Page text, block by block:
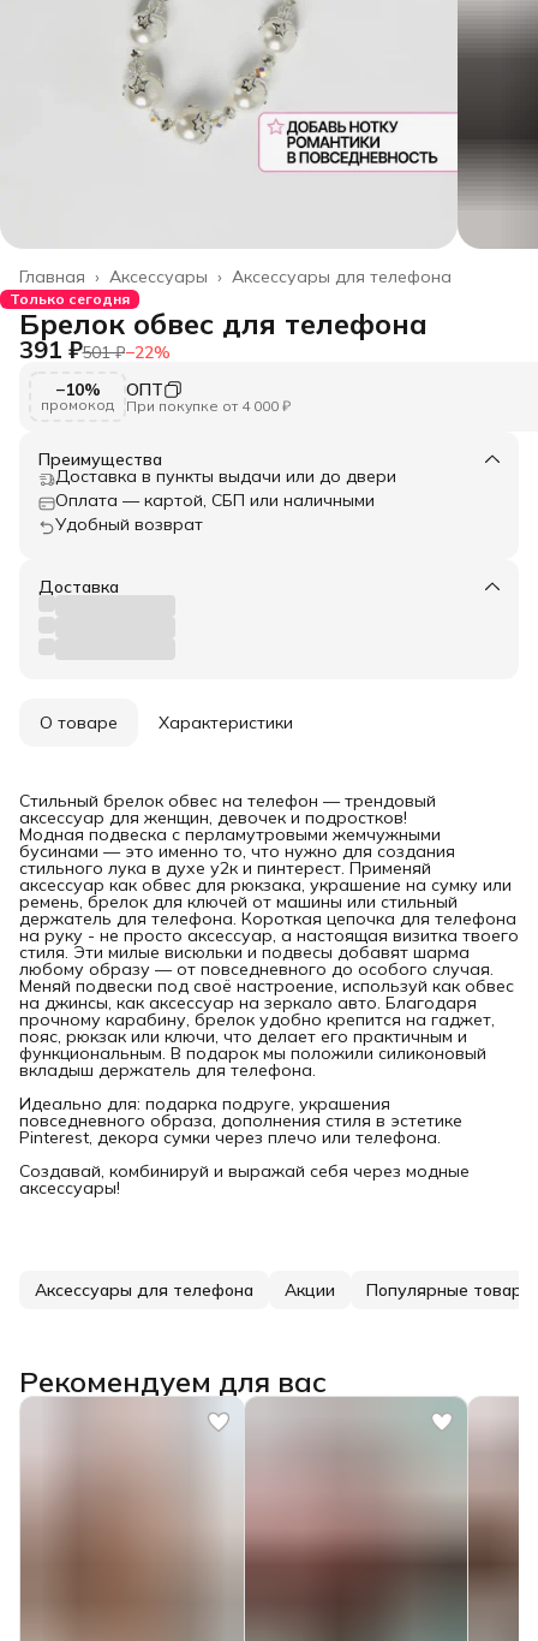
Аксессуары для телефона
Аксессуары ›
Главная ›
Только сегодня
Брелок обвес для телефона
391 ₽501 ₽−22%
−10%
промокод
ОПТ
При покупке от 4 000 ₽
Преимущества
Доставка в пункты выдачи или до двери
Оплата — картой, СБП или наличными
Удобный возврат
Доставка
О товаре Характеристики
Стильный брелок обвес на телефон — трендовый
аксессуар для женщин, девочек и подростков!
Модная подвеска с перламутровыми жемчужными
бусинами — это именно то, что нужно для создания
стильного лука в духе у2к и пинтерест. Применяй
аксессуар как обвес для рюкзака, украшение на сумку или
ремень, брелок для ключей от машины или стильный
держатель для телефона. Короткая цепочка для телефона
на руку - не просто аксессуар, а настоящая визитка твоего
стиля. Эти милые висюльки и подвесы добавят шарма
любому образу — от повседневного до особого случая.
Меняй подвески под своё настроение, используй как обвес
на джинсы, как аксессуар на зеркало авто. Благодаря
прочному карабину, брелок удобно крепится на гаджет,
пояс, рюкзак или ключи, что делает его практичным и
функциональным. В подарок мы положили силиконовый
вкладыш держатель для телефона.
Идеально для: подарка подруге, украшения
повседневного образа, дополнения стиля в эстетике
Pinterest, декора сумки через плечо или телефона.
Создавай, комбинируй и выражай себя через модные
аксессуары!
Аксессуары для телефона Акции Популярные товары
Рекомендуем для вас